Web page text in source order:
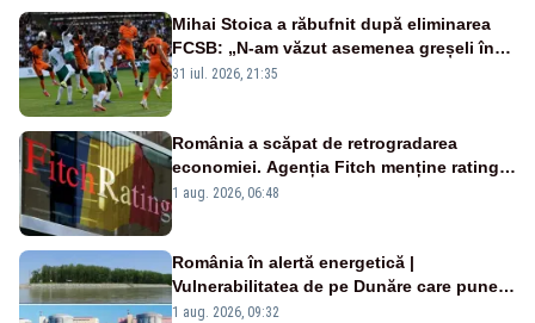
Mihai Stoica a răbufnit după eliminarea
FCSB: „N-am văzut asemenea greșeli în
190 de meciuri europene”
31 iul. 2026, 21:35
România a scăpat de retrogradarea
economiei. Agenția Fitch menține ratingul
„BBB-” cu perspectivă negativă
1 aug. 2026, 06:48
România în alertă energetică |
Vulnerabilitatea de pe Dunăre care pune
în pericol Centrala Cernavodă era
1 aug. 2026, 09:32